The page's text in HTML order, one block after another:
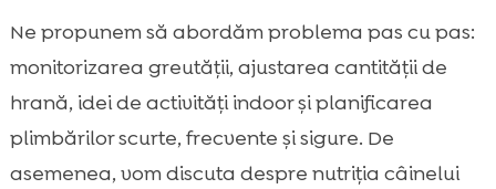
sănătoși iarna

Greșeli frecvente care duc la obezitate în
interior și cum le evităm
 Concluzie
 FAQ
Ne propunem să abordăm problema pas cu pas:
monitorizarea greutății, ajustarea cantității de
hrană, idei de activități indoor și planificarea
plimbărilor scurte, frecvente și sigure. De
asemenea, vom discuta despre nutriția câinelui